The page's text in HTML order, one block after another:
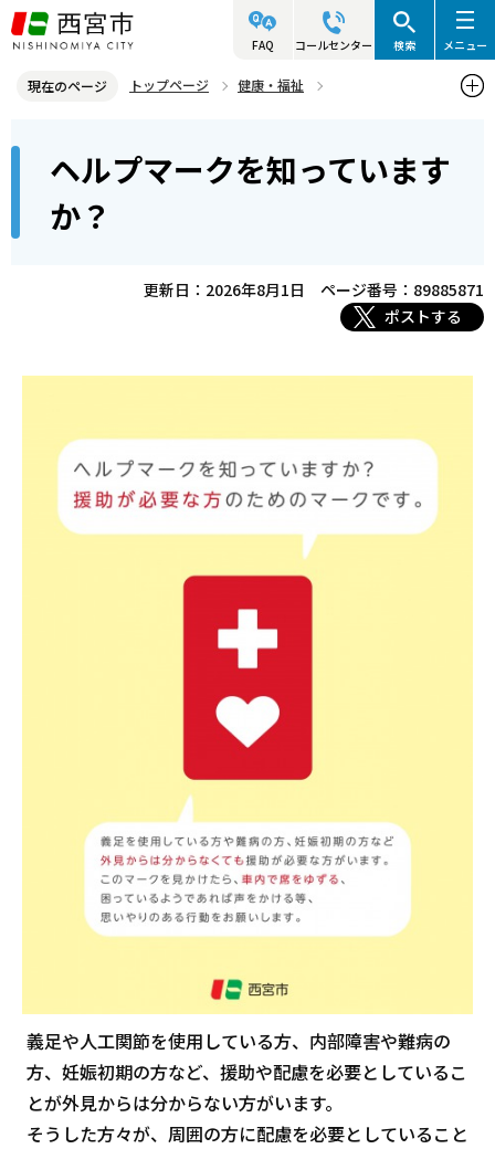
こ
の
ジ
頭
FAQ コールセンター 検索 メニュー
現在のページ トップページ
健康・福祉
ヘルプマークを知っていますか？
ヘルプマークを知っています
か？
更新日：2026年8月1日
ページ番号：89885871
ポストする
義足や人工関節を使用している方、内部障害や難病の
方、妊娠初期の方など、援助や配慮を必要としているこ
とが外見からは分からない方がいます。
そうした方々が、周囲の方に配慮を必要としていること